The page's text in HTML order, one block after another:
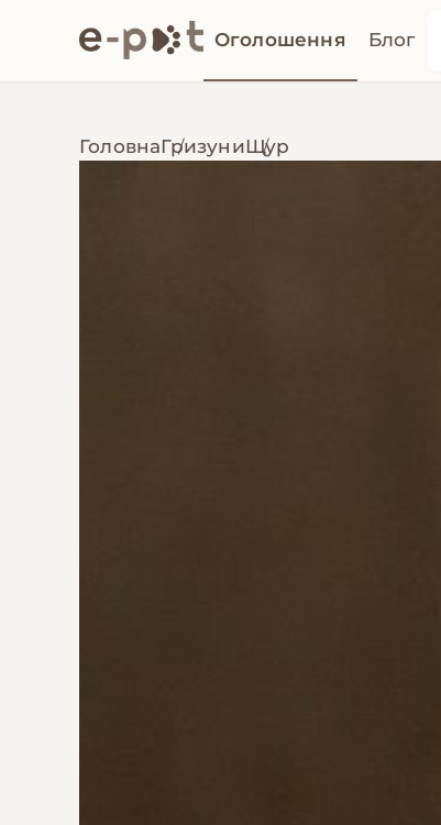
Оголошення Блог
ГоловнаГризуниЩур